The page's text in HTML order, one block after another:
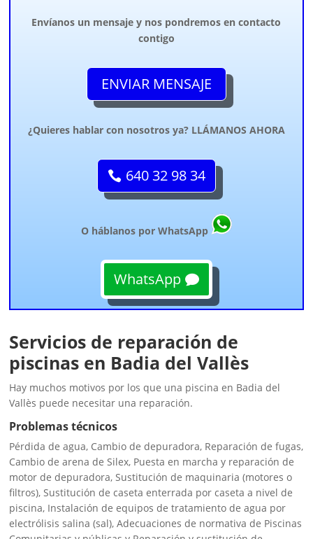
Envíanos un mensaje y nos pondremos en contacto
contigo
ENVIAR MENSAJE
¿Quieres hablar con nosotros ya? LLÁMANOS AHORA
640 32 98 34
O háblanos por WhatsApp
WhatsApp
Servicios de reparación de
piscinas en Badia del Vallès
Hay muchos motivos por los que una piscina en Badia del
Vallès puede necesitar una reparación.
Problemas técnicos
Pérdida de agua, Cambio de depuradora, Reparación de fugas,
Cambio de arena de Silex, Puesta en marcha y reparación de
motor de depuradora, Sustitución de maquinaria (motores o
filtros), Sustitución de caseta enterrada por caseta a nivel de
piscina, Instalación de equipos de tratamiento de agua por
electrólisis salina (sal), Adecuaciones de normativa de Piscinas